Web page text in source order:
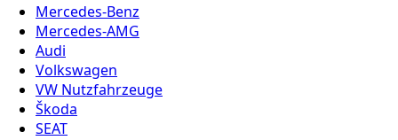
Mercedes-Benz
Mercedes-AMG
Audi
Volkswagen
VW Nutzfahrzeuge
Škoda
SEAT